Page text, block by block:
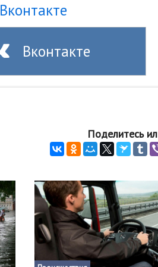
Вконтакте
Вконтакте
Поделитесь